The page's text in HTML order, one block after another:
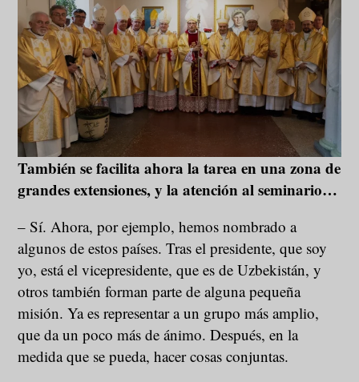
También se facilita ahora la tarea en una zona de
grandes extensiones, y la atención al seminario…
– Sí. Ahora, por ejemplo, hemos nombrado a
algunos de estos países. Tras el presidente, que soy
yo, está el vicepresidente, que es de Uzbekistán, y
otros también forman parte de alguna pequeña
misión. Ya es representar a un grupo más amplio,
que da un poco más de ánimo. Después, en la
medida que se pueda, hacer cosas conjuntas.